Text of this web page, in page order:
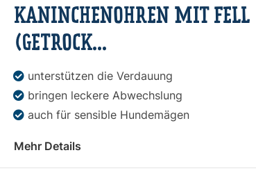
KANINCHENOHREN MIT FELL
(GETROCK...
unterstützen die Verdauung
bringen leckere Abwechslung
auch für sensible Hundemägen
Mehr Details